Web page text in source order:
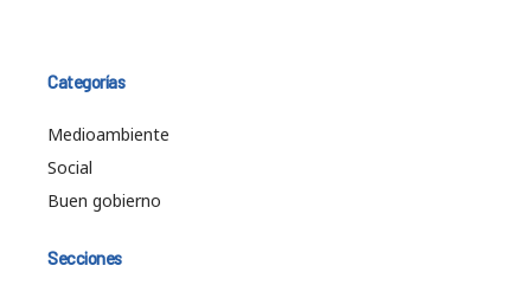
Categorías
Medioambiente
Social
Buen gobierno
Secciones